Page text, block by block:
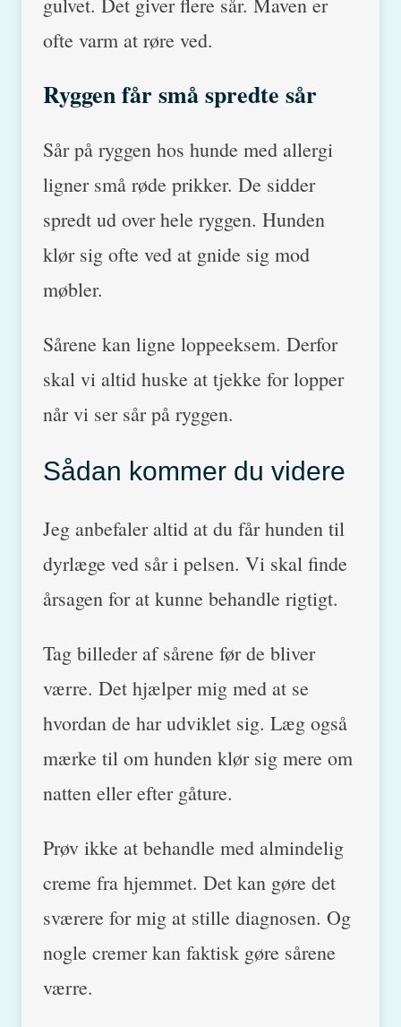
ofte varm at røre ved.
Ryggen får små spredte sår
Sår på ryggen hos hunde med allergi
ligner små røde prikker. De sidder
spredt ud over hele ryggen. Hunden
klør sig ofte ved at gnide sig mod
møbler.
Sårene kan ligne loppeeksem. Derfor
skal vi altid huske at tjekke for lopper
når vi ser sår på ryggen.
Sådan kommer du videre
Jeg anbefaler altid at du får hunden til
dyrlæge ved sår i pelsen. Vi skal finde
årsagen for at kunne behandle rigtigt.
Tag billeder af sårene før de bliver
værre. Det hjælper mig med at se
hvordan de har udviklet sig. Læg også
mærke til om hunden klør sig mere om
natten eller efter gåture.
Prøv ikke at behandle med almindelig
creme fra hjemmet. Det kan gøre det
sværere for mig at stille diagnosen. Og
nogle cremer kan faktisk gøre sårene
værre.